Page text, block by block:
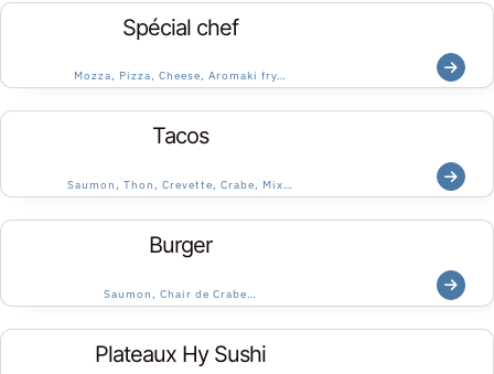
Spécial chef
Mozza, Pizza, Cheese, Aromaki fry…
Tacos
Saumon, Thon, Crevette, Crabe, Mix…
Burger
Saumon, Chair de Crabe…
Plateaux Hy Sushi